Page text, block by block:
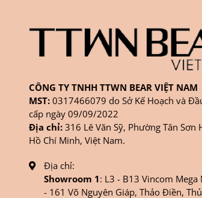
CÔNG TY TNHH TTWN BEAR VIỆT NAM
MST: 0317466079 do Sở Kế Hoạch và
cấp ngày 09/09/2022
Địa chỉ: 316 Lê Văn Sỹ, Phường Tân Sơn
Hồ Chí Minh, Việt Nam.
Địa chỉ:
Showroom 1: L3 - B13 Vincom
- 161 Võ Nguyên Giáp, Thảo Điền,